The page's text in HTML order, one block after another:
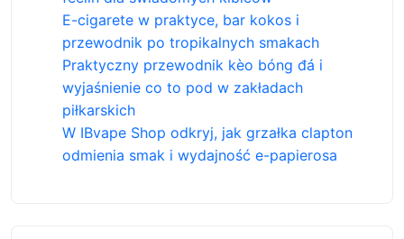
E-cigarete w praktyce, bar kokos i
przewodnik po tropikalnych smakach
Praktyczny przewodnik kèo bóng đá i
wyjaśnienie co to pod w zakładach
piłkarskich
W IBvape Shop odkryj, jak grzałka clapton
odmienia smak i wydajność e-papierosa